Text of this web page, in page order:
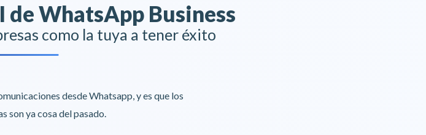
de WhatsApp Business
como la tuya a tener éxito
desde Whatsapp, y es que los
son ya cosa del pasado.